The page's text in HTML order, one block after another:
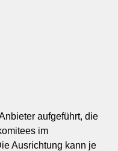
Anlässen mit
erhöhtem
zählen Stadtfeste,
aufgeführt, die
im
Ausrichtung kann je